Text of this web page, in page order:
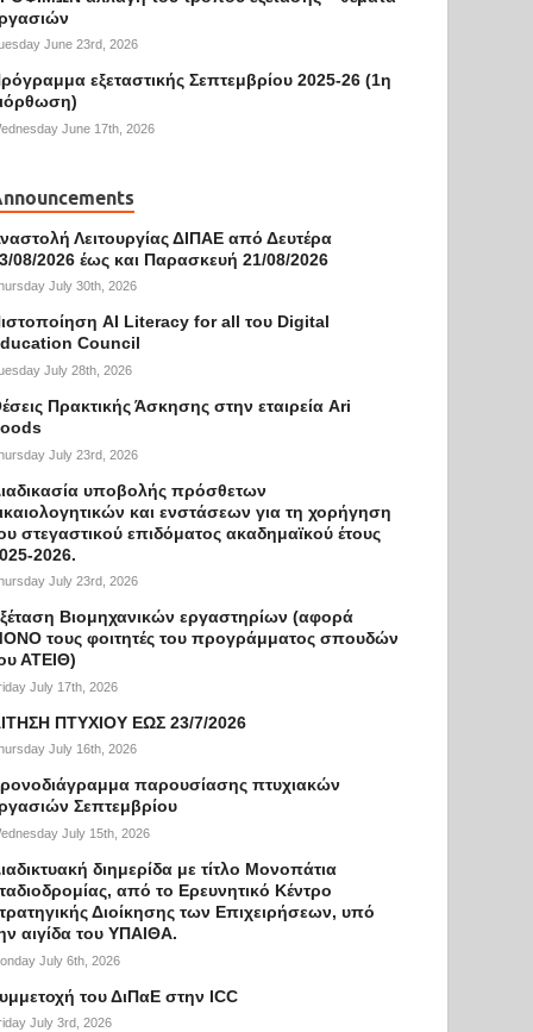
June 23rd, 2026
εξεταστικής Σεπτεμβρίου 2025-26 (1η
June 17th, 2026
Λειτουργίας ΔΙΠΑΕ από Δευτέρα
08/2026 έως και Παρασκευή 21/08/2026
July 30th, 2026
AI Literacy for all του Digital
Council
July 28th, 2026
Πρακτικής Άσκησης στην εταιρεία Ari
July 23rd, 2026
υποβολής πρόσθετων
και ενστάσεων για τη χορήγηση
στεγαστικού επιδόματος ακαδημαϊκού έτους
2026.
July 23rd, 2026
Βιομηχανικών εργαστηρίων (αφορά
τους φοιτητές του προγράμματος σπουδών
ΑΤΕΙΘ)
July 17th, 2026
ΠΤΥΧΙΟΥ ΕΩΣ 23/7/2026
July 16th, 2026
παρουσίασης πτυχιακών
Σεπτεμβρίου
July 15th, 2026
διημερίδα με τίτλο Μονοπάτια
από το Ερευνητικό Κέντρο
Διοίκησης των Επιχειρήσεων, υπό
αιγίδα του ΥΠΑΙΘΑ.
July 6th, 2026
του ΔιΠαΕ στην ICC
July 3rd, 2026